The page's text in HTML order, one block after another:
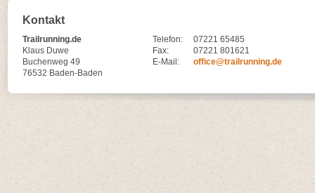
Kontakt
Trailrunning.de
Klaus Duwe
Buchenweg 49
76532 Baden-Baden
Telefon:
07221 65485
Fax:
07221 801621
E-Mail:
office@trailrunning.de